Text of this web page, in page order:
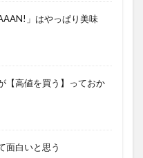
」はやっぱり美味
【高値を買う】っておか
面白いと思う